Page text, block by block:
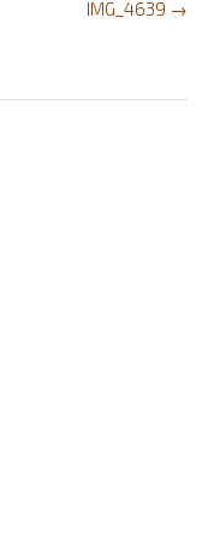
IMG_4639 →